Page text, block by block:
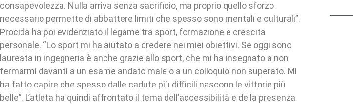
consapevolezza. Nulla arriva senza sacrificio, ma proprio quello sforzo
necessario permette di abbattere limiti che spesso sono mentali e culturali”.
Procida ha poi evidenziato il legame tra sport, formazione e crescita
personale. “Lo sport mi ha aiutato a credere nei miei obiettivi. Se oggi sono
laureata in ingegneria è anche grazie allo sport, che mi ha insegnato a non
fermarmi davanti a un esame andato male o a un colloquio non superato. Mi
ha fatto capire che spesso dalle cadute più difficili nascono le vittorie più
belle”. L’atleta ha quindi affrontato il tema dell’accessibilità e della presenza